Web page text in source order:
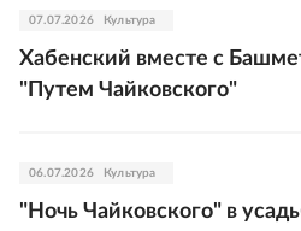
07.07.2026 Культура
Хабенский вместе с
"Путем Чайковского"
06.07.2026 Культура
"Ночь Чайковского" в